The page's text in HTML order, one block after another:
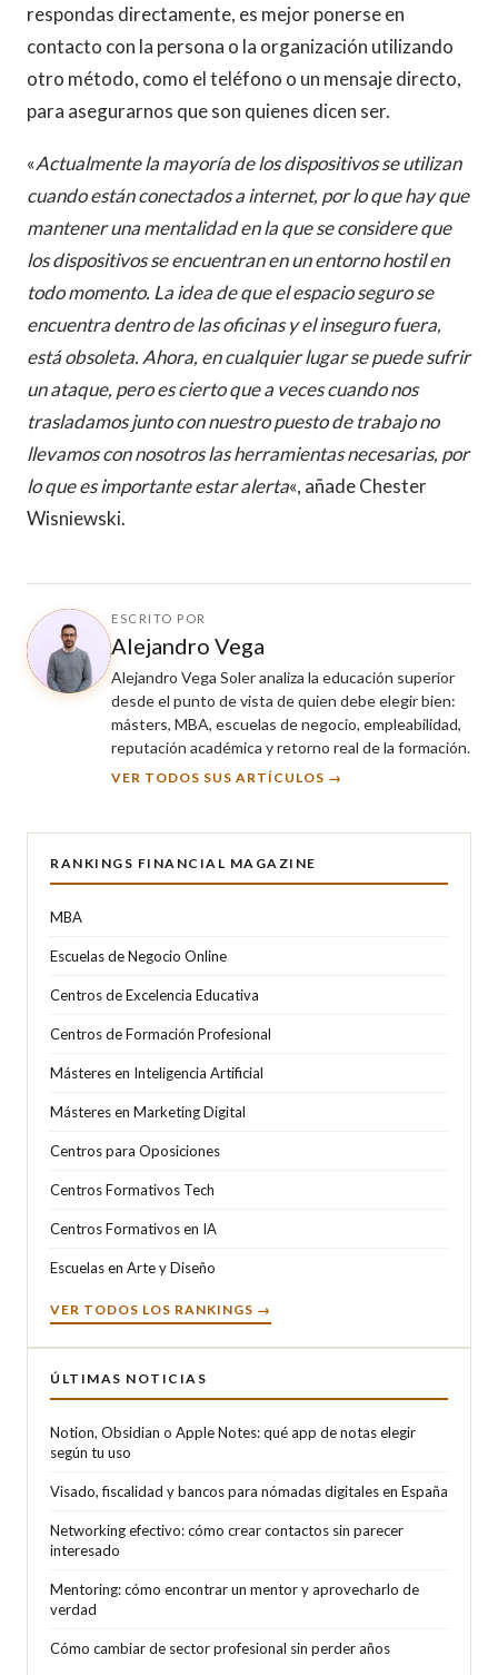
respondas directamente, es mejor ponerse en
contacto con la persona o la organización utilizando
otro método, como el teléfono o un mensaje directo,
para asegurarnos que son quienes dicen ser.
«Actualmente la mayoría de los dispositivos se utilizan
cuando están conectados a internet, por lo que hay que
mantener una mentalidad en la que se considere que
los dispositivos se encuentran en un entorno hostil en
todo momento. La idea de que el espacio seguro se
encuentra dentro de las oficinas y el inseguro fuera,
está obsoleta. Ahora, en cualquier lugar se puede sufrir
un ataque, pero es cierto que a veces cuando nos
trasladamos junto con nuestro puesto de trabajo no
llevamos con nosotros las herramientas necesarias, por
lo que es importante estar alerta«, añade Chester
Wisniewski.
ESCRITO POR
Alejandro Vega
Alejandro Vega Soler analiza la educación superior
desde el punto de vista de quien debe elegir bien:
másters, MBA, escuelas de negocio, empleabilidad,
reputación académica y retorno real de la formación.
VER TODOS SUS ARTÍCULOS →
RANKINGS FINANCIAL MAGAZINE
MBA
Escuelas de Negocio Online
Centros de Excelencia Educativa
Centros de Formación Profesional
Másteres en Inteligencia Artificial
Másteres en Marketing Digital
Centros para Oposiciones
Centros Formativos Tech
Centros Formativos en IA
Escuelas en Arte y Diseño
VER TODOS LOS RANKINGS →
ÚLTIMAS NOTICIAS
Notion, Obsidian o Apple Notes: qué app de notas elegir
según tu uso
Visado, fiscalidad y bancos para nómadas digitales en España
Networking efectivo: cómo crear contactos sin parecer
interesado
Mentoring: cómo encontrar un mentor y aprovecharlo de
verdad
Cómo cambiar de sector profesional sin perder años